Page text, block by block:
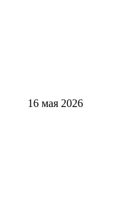
16 мая 2026